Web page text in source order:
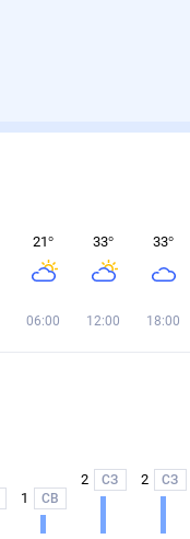
21°
06:00
33°
12:00
33°
18:00
1 СВ
2 СЗ 2 СЗ